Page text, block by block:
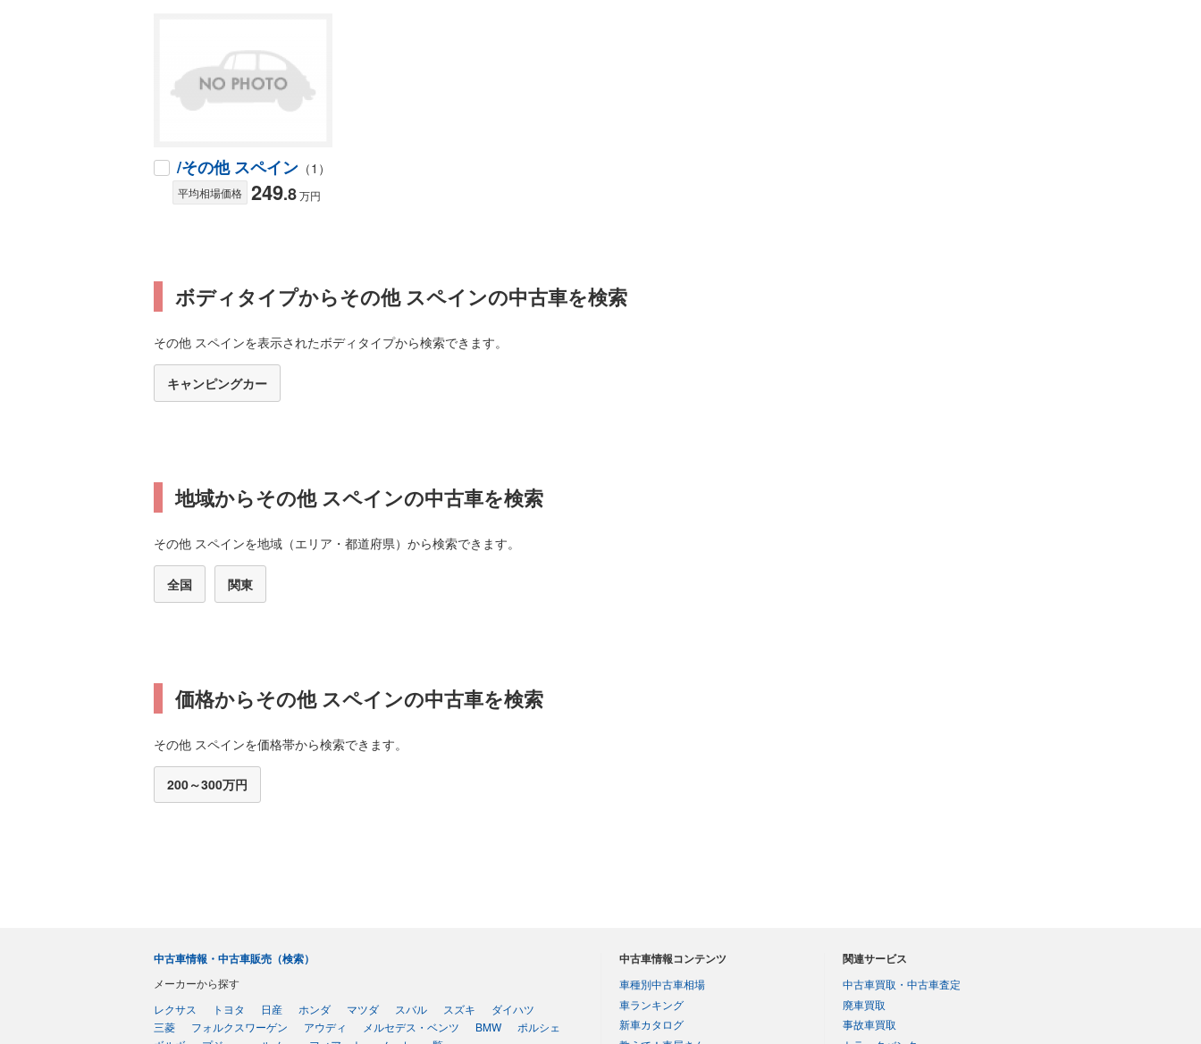
/その他 スペイン （1）
平均相場価格 249.8万円
ボディタイプからその他 スペインの中古車を検索
その他 スペインを表示されたボディタイプから検索できます。
キャンピングカー
地域からその他 スペインの中古車を検索
その他 スペインを地域（エリア・都道府県）から検索できます。
全国 関東
価格からその他 スペインの中古車を検索
その他 スペインを価格帯から検索できます。
200～300万円
中古車情報・中古車販売（検索）
メーカーから探す
レクサス
トヨタ 日産 ホンダ マツダ スバル スズキ
ダイハツ
三菱
フォルクスワーゲン アウディ メルセデス・ベンツ BMW
ポルシェ
中古車情報コンテンツ
車種別中古車相場
車ランキング
新車カタログ
関連サービス
中古車買取・中古車査定
廃車買取
事故車買取